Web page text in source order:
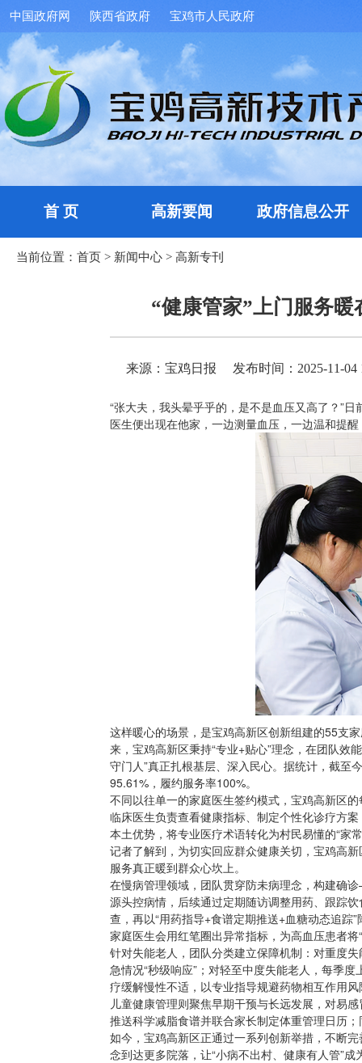
中国政府网 陕西省政府 宝鸡市人民政府
首 页 高新要闻 政府信息公开
当前位置： 首页 > 新闻中心 > 高新专刊
“健康管家”上门服务
来源：宝鸡日报 发布时间：2025-11-04
“张大夫，我头晕乎乎的，是不是血压又高了？”
医生便出现在他家，一边测量血压，一边温和提
这样暖心的场景，是宝鸡高新区创新组建的55支
来，宝鸡高新区秉持“专业+贴心”理念，在团队效
守门人”真正扎根基层、深入民心。据统计，截至
95.61%，履约服务率100%。
不同以往单一的家庭医生签约模式，宝鸡高新区
临床医生负责查看健康指标、制定个性化诊疗方
本土优势，将专业医疗术语转化为村民易懂的“家
记者了解到，为切实回应群众健康关切，宝鸡高
服务真正暖到群众心坎上。
在慢病管理领域，团队贯穿防未病理念，构建确
源头控病情，后续通过定期随访调整用药、跟踪
查，再以“用药指导+食谱定期推送+血糖动态追踪
家庭医生会用红笔圈出异常指标，为高血压患者
针对失能老人，团队分类建立保障机制：对重度
急情况“秒级响应”；对轻至中度失能老人，每季
疗缓解慢性不适，以专业指导规避药物相互作用风
儿童健康管理则聚焦早期干预与长远发展，对易
推送科学减脂食谱并联合家长制定体重管理日历
如今，宝鸡高新区正通过一系列创新举措，不断
念到达更多院落，让“小病不出村、健康有人管”